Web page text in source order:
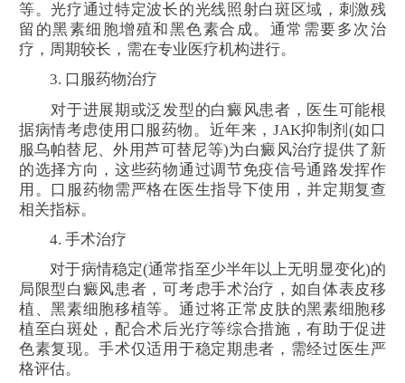
等。光疗通过特定波长的光线照射白斑区域，刺激残
留的黑素细胞增殖和黑色素合成。通常需要多次治
疗，周期较长，需在专业医疗机构进行。
3. 口服药物治疗
对于进展期或泛发型的白癜风患者，医生可能根
据病情考虑使用口服药物。近年来，JAK抑制剂(如口
服乌帕替尼、外用芦可替尼等)为白癜风治疗提供了新
的选择方向，这些药物通过调节免疫信号通路发挥作
用。口服药物需严格在医生指导下使用，并定期复查
相关指标。
4. 手术治疗
对于病情稳定(通常指至少半年以上无明显变化)的
局限型白癜风患者，可考虑手术治疗，如自体表皮移
植、黑素细胞移植等。通过将正常皮肤的黑素细胞移
植至白斑处，配合术后光疗等综合措施，有助于促进
色素复现。手术仅适用于稳定期患者，需经过医生严
格评估。